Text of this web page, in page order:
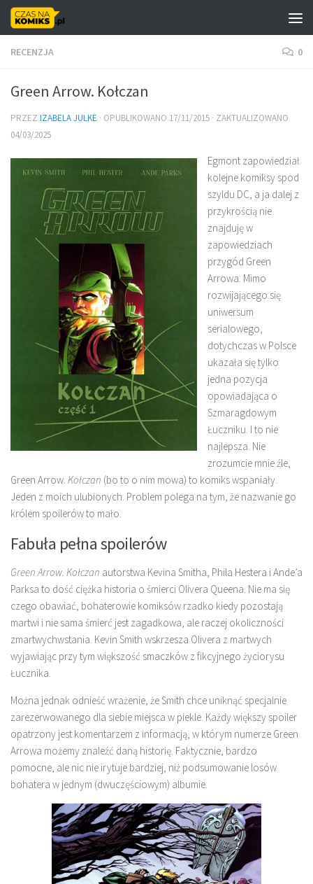
Skip to content
RECENZJA 0
Green Arrow. Kołczan
PRZEZ IZABELA JULKE · OPUBLIKOWANO 17/11/2015 · ZAKTUALIZOWANO
04/03/2025
Egmont zapowiedział
kolejne komiksy spod
szyldu DC, a ja dalej z
przykrością nie
znajduję w
zapowiedziach
przygód Green
Arrowa. Mimo
rozwijającego się
uniwersum
serialowego,
dotychczas w Polsce
ukazała się tylko
jedna pozycja
opowiadająca o
Szmaragdowym
Łuczniku. I to nie
najlepsza. Nie
zrozumcie mnie źle,
Green Arrow. Kołczan (bo to o nim mowa) to komiks wspaniały.
Jeden z moich ulubionych. Problem polega na tym, że nazwanie go
królem spoilerów to mało.
Fabuła pełna spoilerów
Green Arrow. Kołczan autorstwa Kevina Smitha, Phila Hestera i Ande’a
Parksa to dość ciężka historia o śmierci Olivera Queena. Nie ma się
czego obawiać, bohaterowie komiksów rzadko kiedy pozostają
martwi i nie sama śmierć jest zagadkowa, ale raczej okoliczności
zmartwychwstania. Kevin Smith wskrzesza Olivera z martwych
wyjawiając przy tym większość smaczków z fikcyjnego życiorysu
Łucznika.
Można jednak odnieść wrażenie, że Smith chce uniknąć specjalnie
zarezerwowanego dla siebie miejsca w piekle. Każdy większy spoiler
opatrzony jest komentarzem z informacją, w którym numerze Green
Arrowa możemy znaleźć daną historię. Faktycznie, bardzo
pomocne, ale nic nie irytuje bardziej, niż podsumowanie losów
bohatera w jednym (dwuczęściowym) albumie.